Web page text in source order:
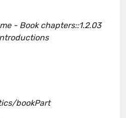
- Book chapters::1.2.03
bookPart